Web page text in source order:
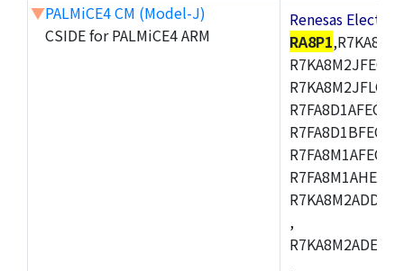
▼PALMiCE4 CM (Model-J)
CSIDE for PALMiCE4 ARM
Renesas
RA8P1
,
,